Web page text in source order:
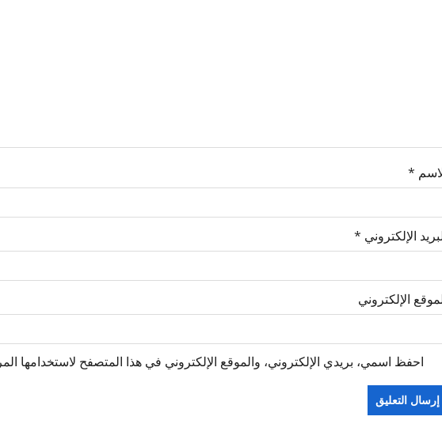
*
الإلكتروني *
الإلكتروني
احفظ اسمي، بريدي الإلكتروني، والموقع الإلكتروني في هذا المتصفح لاستخدامها